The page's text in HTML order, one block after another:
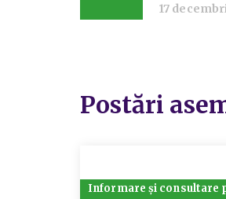
17
Postări
Informare și consultare